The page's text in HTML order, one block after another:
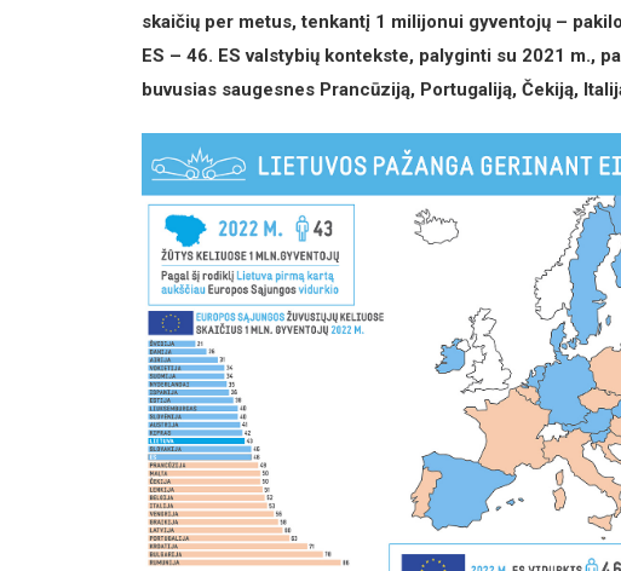
skaičių per metus, tenkantį 1 milijonui gyventojų –
ES – 46. ES valstybių kontekste, palyginti su 2021 m.,
buvusias saugesnes Prancūziją, Portugaliją, Čekiją,